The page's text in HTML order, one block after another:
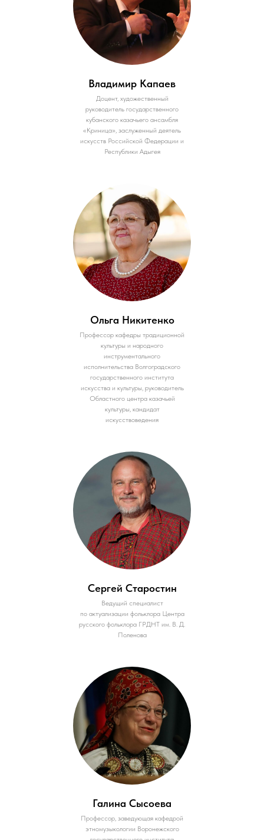
Владимир Капаев
Доцент, художественный
руководитель государственного
кубанского казачьего ансамбля
«Криница», заслуженный деятель
искусств Российской Федерации и
Республики Адыгея
Ольга Никитенко
Профессор кафедры традиционной
культуры и народного
инструментального
исполнительства Волгоградского
государственного института
искусства и культуры, руководитель
Областного центра казачьей
культуры, кандидат
искусствоведения
Сергей Старостин
Ведущий специалист
по актуализации фольклора Центра
русского фольклора ГРДНТ им. В. Д.
Поленова
Галина Сысоева
Профессор, заведующая кафедрой
этномузыкологии Воронежского